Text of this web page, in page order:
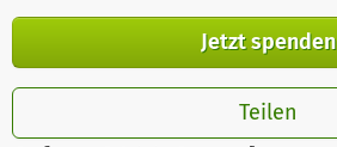
Jetzt spenden
Teilen